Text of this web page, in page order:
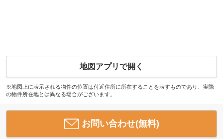
地図アプリで開く
※地図上に表示される物件の位置は付近住所に所在することを表すものであり、実際
の物件所在地とは異なる場合がございます。
お問い合わせ(無料)